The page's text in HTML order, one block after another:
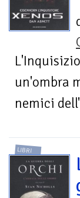
un'ombra
nemici
LIBRI